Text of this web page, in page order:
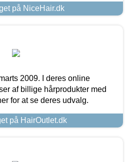
på NiceHair.dk
2009. I deres online
af billige hårprodukter med
for at se deres udvalg.
på HairOutlet.dk